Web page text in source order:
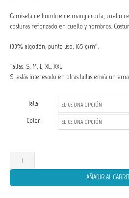
Camiseta de hombre de manga corta, cuello
costuras reforzado en cuello y hombros.
100% algodón, punto liso, 165 g/m².
Tallas: S, M, L, XL, XXL
Si estás interesado en otras tallas envía un
Talla:
Color:
Camisetas
de
Hombre
AÑADIR AL